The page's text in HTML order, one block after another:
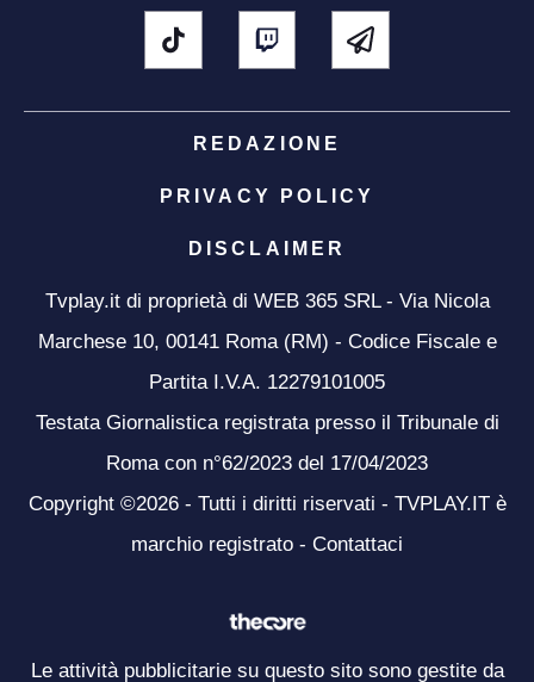
REDAZIONE
PRIVACY POLICY
DISCLAIMER
Tvplay.it di proprietà di WEB 365 SRL - Via Nicola
Marchese 10, 00141 Roma (RM) - Codice Fiscale e
Partita I.V.A. 12279101005
Testata Giornalistica registrata presso il Tribunale di
Roma con n°62/2023 del 17/04/2023
Copyright ©2026 - Tutti i diritti riservati - TVPLAY.IT è
marchio registrato - Contattaci
Le attività pubblicitarie su questo sito sono gestite da